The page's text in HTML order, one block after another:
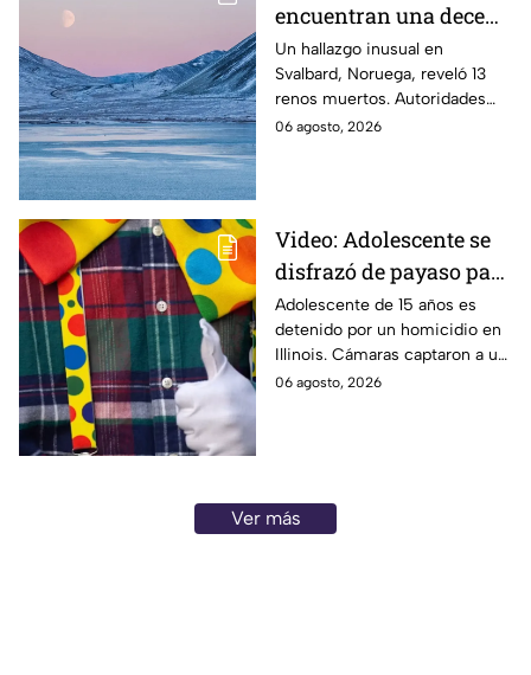
encuentran una decena
de renos muertos en
una zona del Ártico
Un hallazgo inusual en
Svalbard, Noruega, reveló 13
renos muertos. Autoridades
investigan las causas y piden
06 agosto, 2026
Video: Adolescente se
disfrazó de payaso para
quitarle la vida a un
abuelito
Adolescente de 15 años es
detenido por un homicidio en
Illinois. Cámaras captaron a un
supuesto sospechoso con
06 agosto, 2026
Ver más